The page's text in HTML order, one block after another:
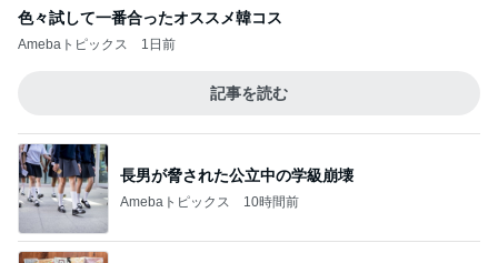
色々試して一番合ったオススメ韓コス
Amebaトピックス 1日前
記事を読む
長男が脅された公立中の学級崩壊
Amebaトピックス 10時間前